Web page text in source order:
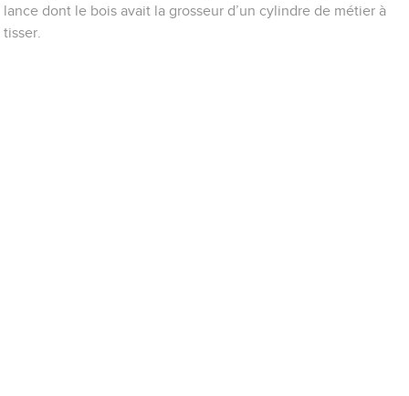
lance dont le bois avait la grosseur d’un cylindre de métier à
tisser.